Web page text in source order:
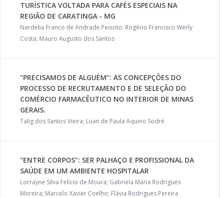
TURÍSTICA VOLTADA PARA CAFÉS ESPECIAIS NA
REGIÃO DE CARATINGA - MG
Nardelia Franco de Andrade Peixoto; Rogério Francisco Werly
Costa; Mauro Augusto dos Santos
"PRECISAMOS DE ALGUÉM”: AS CONCEPÇÕES DO
PROCESSO DE RECRUTAMENTO E DE SELEÇÃO DO
COMÉRCIO FARMACÊUTICO NO INTERIOR DE MINAS
GERAIS.
Talig dos Santos Vieira; Luan de Paula Aquino Sodré
“ENTRE CORPOS”: SER PALHAÇO E PROFISSIONAL DA
SAÚDE EM UM AMBIENTE HOSPITALAR
Lorrayne Silva Felício de Moura; Gabriela Maria Rodrigues
Moreira; Marcelo Xavier Coelho; Flávia Rodrigues Pereira